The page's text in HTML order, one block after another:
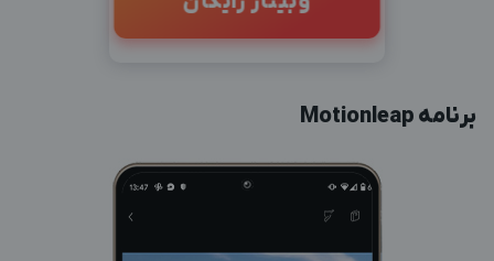
برنامه Motionleap